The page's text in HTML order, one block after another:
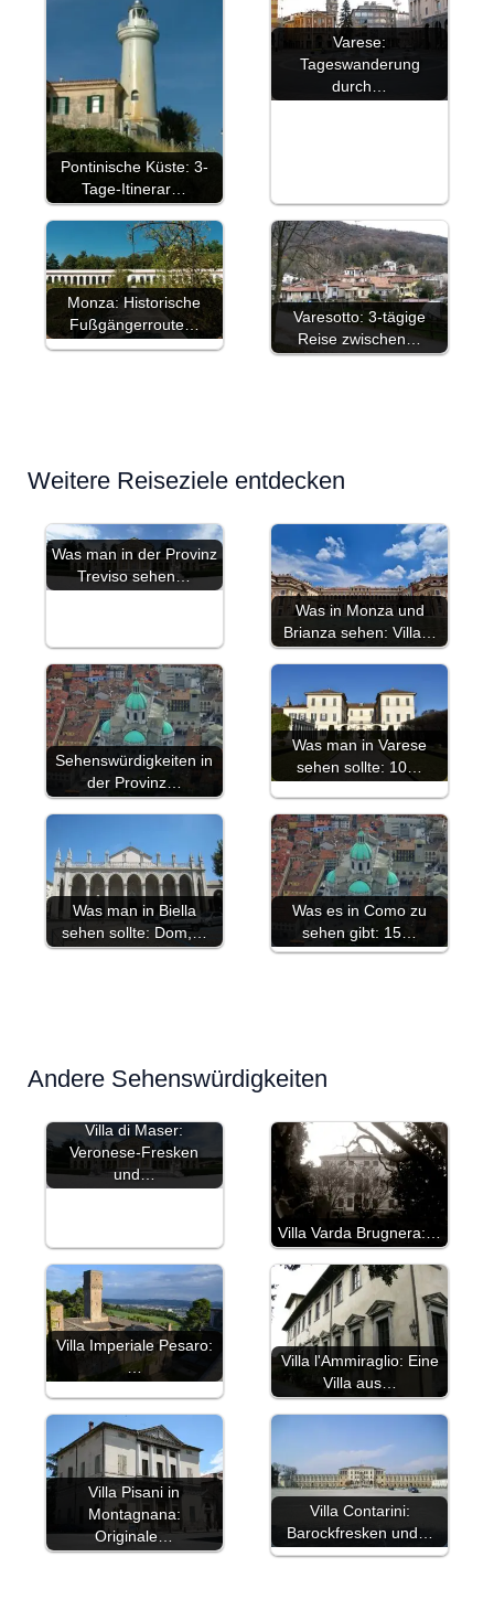
Pontinische Küste: 3-
Tage-Itinerar…
Varese:
Tageswanderung
durch…
Monza: Historische
Fußgängerroute…
Varesotto: 3-tägige
Reise zwischen…
Weitere Reiseziele entdecken
Was man in der Provinz
Treviso sehen…
Was in Monza und
Brianza sehen: Villa…
Sehenswürdigkeiten in
der Provinz…
Was man in Varese
sehen sollte: 10…
Was man in Biella
sehen sollte: Dom,…
Was es in Como zu
sehen gibt: 15…
Andere Sehenswürdigkeiten
Villa di Maser:
Veronese-Fresken
und…
Villa Varda Brugnera:…
Villa Imperiale Pesaro:
…
Villa l'Ammiraglio: Eine
Villa aus…
Villa Pisani in
Montagnana:
Originale…
Villa Contarini:
Barockfresken und…